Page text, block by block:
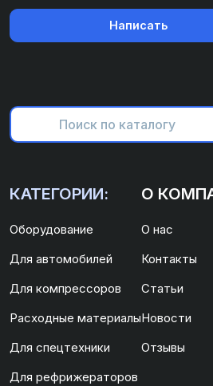
Написать
КАТЕГОРИИ:
Оборудование
Для автомобилей
Для компрессоров
Расходные материалы
Для спецтехники
Для рефрижераторов
О
О нас
Контакты
Статьи
Новости
Отзывы